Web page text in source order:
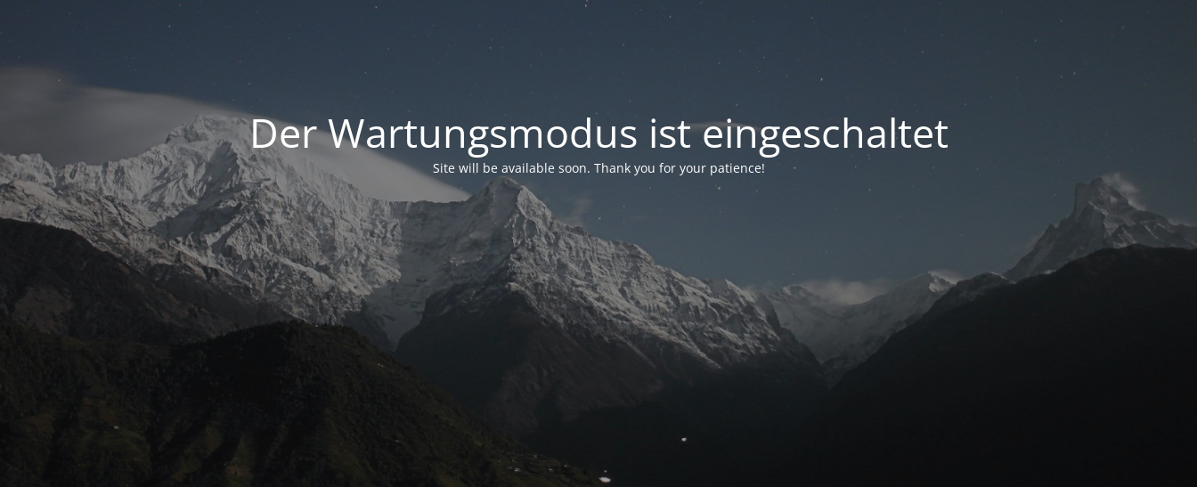
Der Wartungsmodus ist eingeschaltet
Site will be available soon. Thank you for your patience!